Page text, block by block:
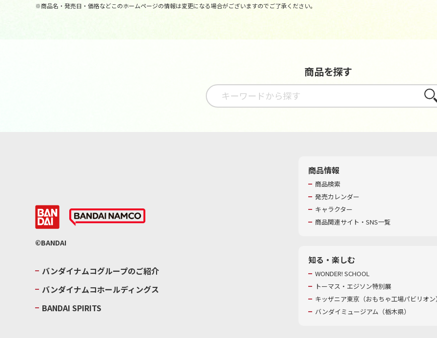
※商品名・発売日・価格などこのホームページの情報は変更になる場合がございますのでご了承ください。
商品を探す
さが
©BANDAI
バンダイナムコグループのご紹介
バンダイナムコホールディングス
BANDAI SPIRITS
商品情報
商品検索
発売カレンダー
キャラクター
商品関連サイト・SNS一覧
知る・楽しむ
WONDER! SCHOOL
トーマス・エジソン特別展
キッザニア東京（おもちゃ工場パビリオ
バンダイミュージアム（栃木県）